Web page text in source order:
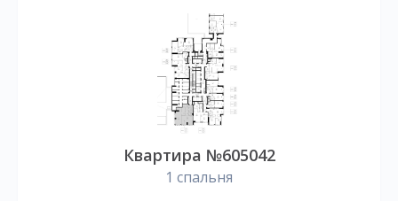
Квартира №605042
1 спальня